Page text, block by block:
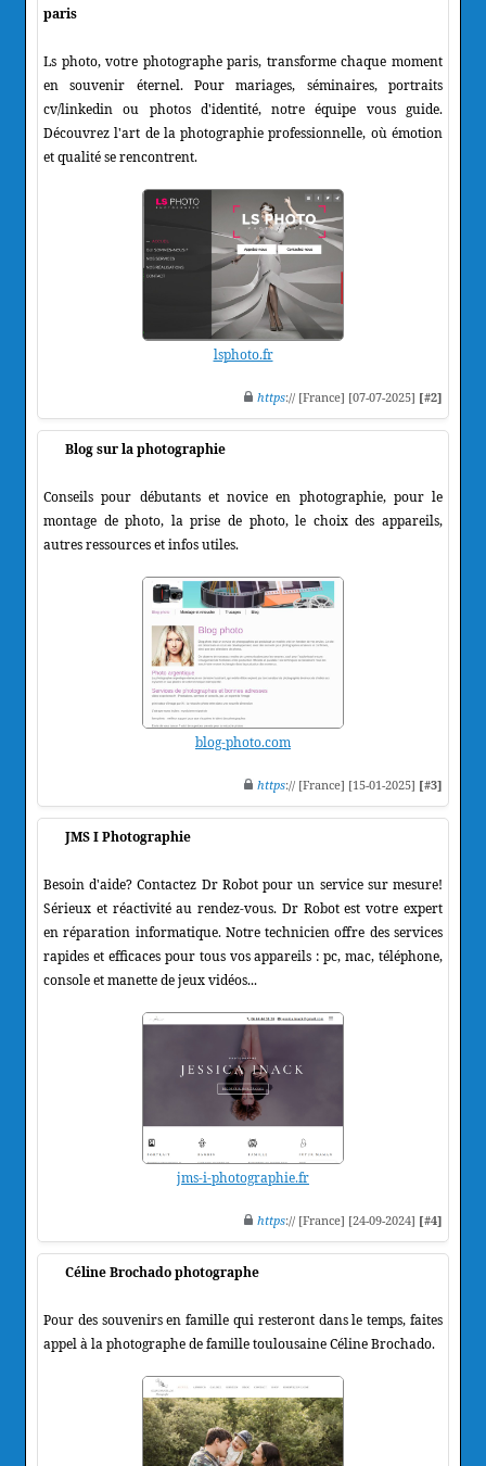
paris
Ls photo, votre photographe paris, transforme chaque moment
en souvenir éternel. Pour mariages, séminaires, portraits
cv/linkedin ou photos d'identité, notre équipe vous guide.
Découvrez l'art de la photographie professionnelle, où émotion
et qualité se rencontrent.
lsphoto.fr
https:// [France] [07-07-2025] [#2]
Blog sur la photographie
Conseils pour débutants et novice en photographie, pour le
montage de photo, la prise de photo, le choix des appareils,
autres ressources et infos utiles.
blog-photo.com
https:// [France] [15-01-2025] [#3]
JMS I Photographie
Besoin d'aide? Contactez Dr Robot pour un service sur mesure!
Sérieux et réactivité au rendez-vous. Dr Robot est votre expert
en réparation informatique. Notre technicien offre des services
rapides et efficaces pour tous vos appareils : pc, mac, téléphone,
console et manette de jeux vidéos...
jms-i-photographie.fr
https:// [France] [24-09-2024] [#4]
Céline Brochado photographe
Pour des souvenirs en famille qui resteront dans le temps, faites
appel à la photographe de famille toulousaine Céline Brochado.